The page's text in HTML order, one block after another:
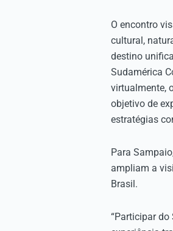
O encontro
cultural,
destino
Sudamérica
virtualmente,
objetivo de
estratégias
Para
ampliam a
Brasil.
“Participar